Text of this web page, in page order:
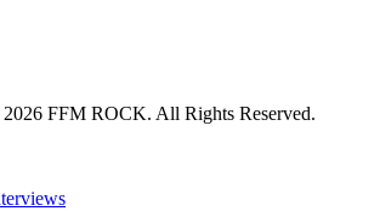
FFM ROCK. All Rights Reserved.